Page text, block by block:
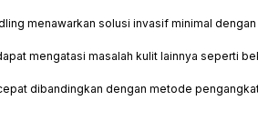
menawarkan solusi invasif minimal
mengatasi masalah kulit lainnya seperti
dibandingkan dengan metode